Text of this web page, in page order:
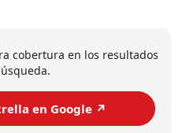
cobertura en los resultados
en Google ↗️